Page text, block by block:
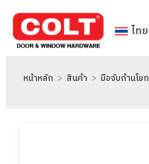
ไทย
หน้าหลัก > สินค้า > มือจับก้านโยก